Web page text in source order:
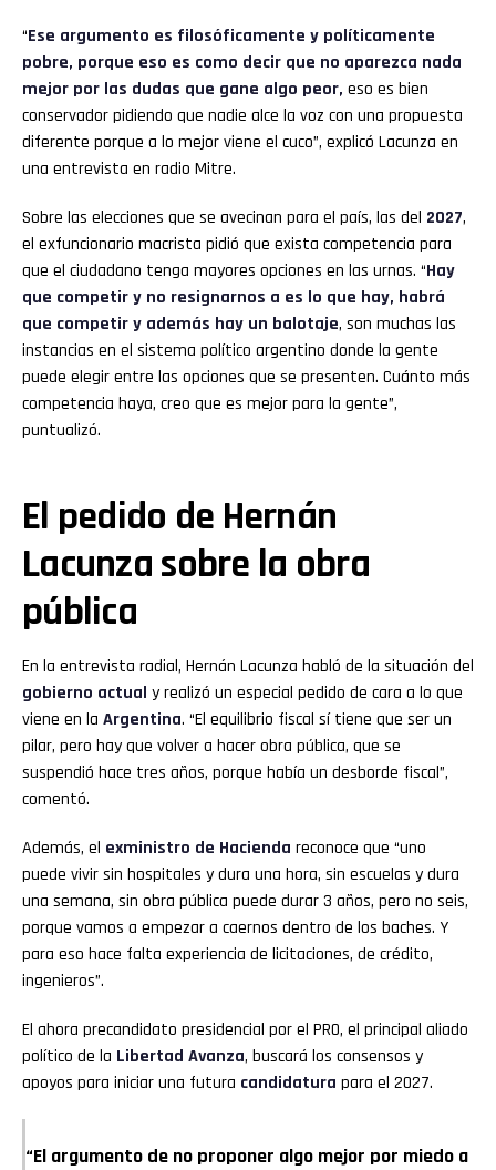
“Ese argumento es filosóficamente y políticamente
pobre, porque eso es como decir que no aparezca nada
mejor por las dudas que gane algo peor, eso es bien
conservador pidiendo que nadie alce la voz con una propuesta
diferente porque a lo mejor viene el cuco”, explicó Lacunza en
una entrevista en radio Mitre.
Sobre las elecciones que se avecinan para el país, las del 2027,
el exfuncionario macrista pidió que exista competencia para
que el ciudadano tenga mayores opciones en las urnas. “Hay
que competir y no resignarnos a es lo que hay, habrá
que competir y además hay un balotaje, son muchas las
instancias en el sistema político argentino donde la gente
puede elegir entre las opciones que se presenten. Cuánto más
competencia haya, creo que es mejor para la gente”,
puntualizó.
El pedido de Hernán
Lacunza sobre la obra
pública
En la entrevista radial, Hernán Lacunza habló de la situación del
gobierno actual y realizó un especial pedido de cara a lo que
viene en la Argentina. “El equilibrio fiscal sí tiene que ser un
pilar, pero hay que volver a hacer obra pública, que se
suspendió hace tres años, porque había un desborde fiscal”,
comentó.
Además, el exministro de Hacienda reconoce que “uno
puede vivir sin hospitales y dura una hora, sin escuelas y dura
una semana, sin obra pública puede durar 3 años, pero no seis,
porque vamos a empezar a caernos dentro de los baches. Y
para eso hace falta experiencia de licitaciones, de crédito,
ingenieros”.
El ahora precandidato presidencial por el PRO, el principal aliado
político de la Libertad Avanza, buscará los consensos y
apoyos para iniciar una futura candidatura para el 2027.
“El argumento de no proponer algo mejor por miedo a